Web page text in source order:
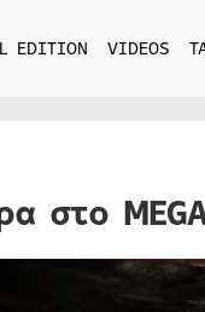
EDITION VIDEOS
στο